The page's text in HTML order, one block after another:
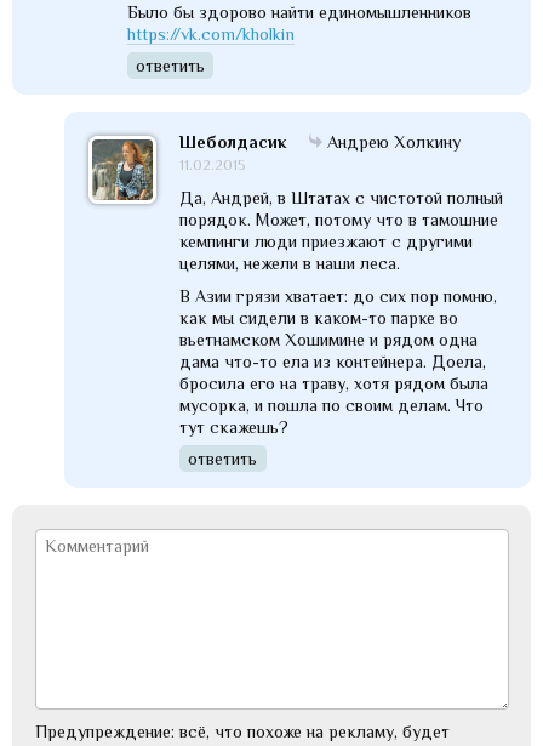
Было бы здорово найти единомышленников
https://vk.com/kholkin
ответить
Шеболдасик Андрею Холкину
11.02.2015
Да, Андрей, в Штатах с чистотой полный
порядок. Может, потому что в тамошние
кемпинги люди приезжают с другими
целями, нежели в наши леса.
В Азии грязи хватает: до сих пор помню,
как мы сидели в каком-то парке во
вьетнамском Хошимине и рядом одна
дама что-то ела из контейнера. Доела,
бросила его на траву, хотя рядом была
мусорка, и пошла по своим делам. Что
тут скажешь?
ответить
Предупреждение: всё, что похоже на рекламу, будет